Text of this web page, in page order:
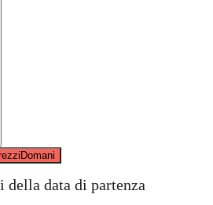
Domani
data di partenza